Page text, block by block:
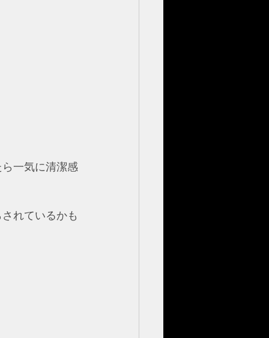
一気に清潔感
れているかも